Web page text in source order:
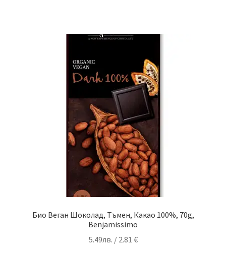
Био Веган Шоколад, Тъмен, Какао 100%, 70g,
Benjamissimo
5.49лв. / 2.81 €